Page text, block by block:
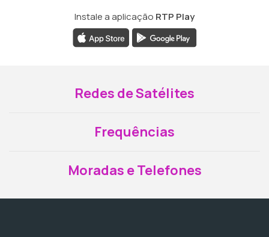
Instale a aplicação RTP Play
Redes de Satélites
Frequências
Moradas e Telefones